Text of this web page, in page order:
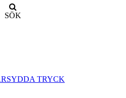
SÖK
TRYCK